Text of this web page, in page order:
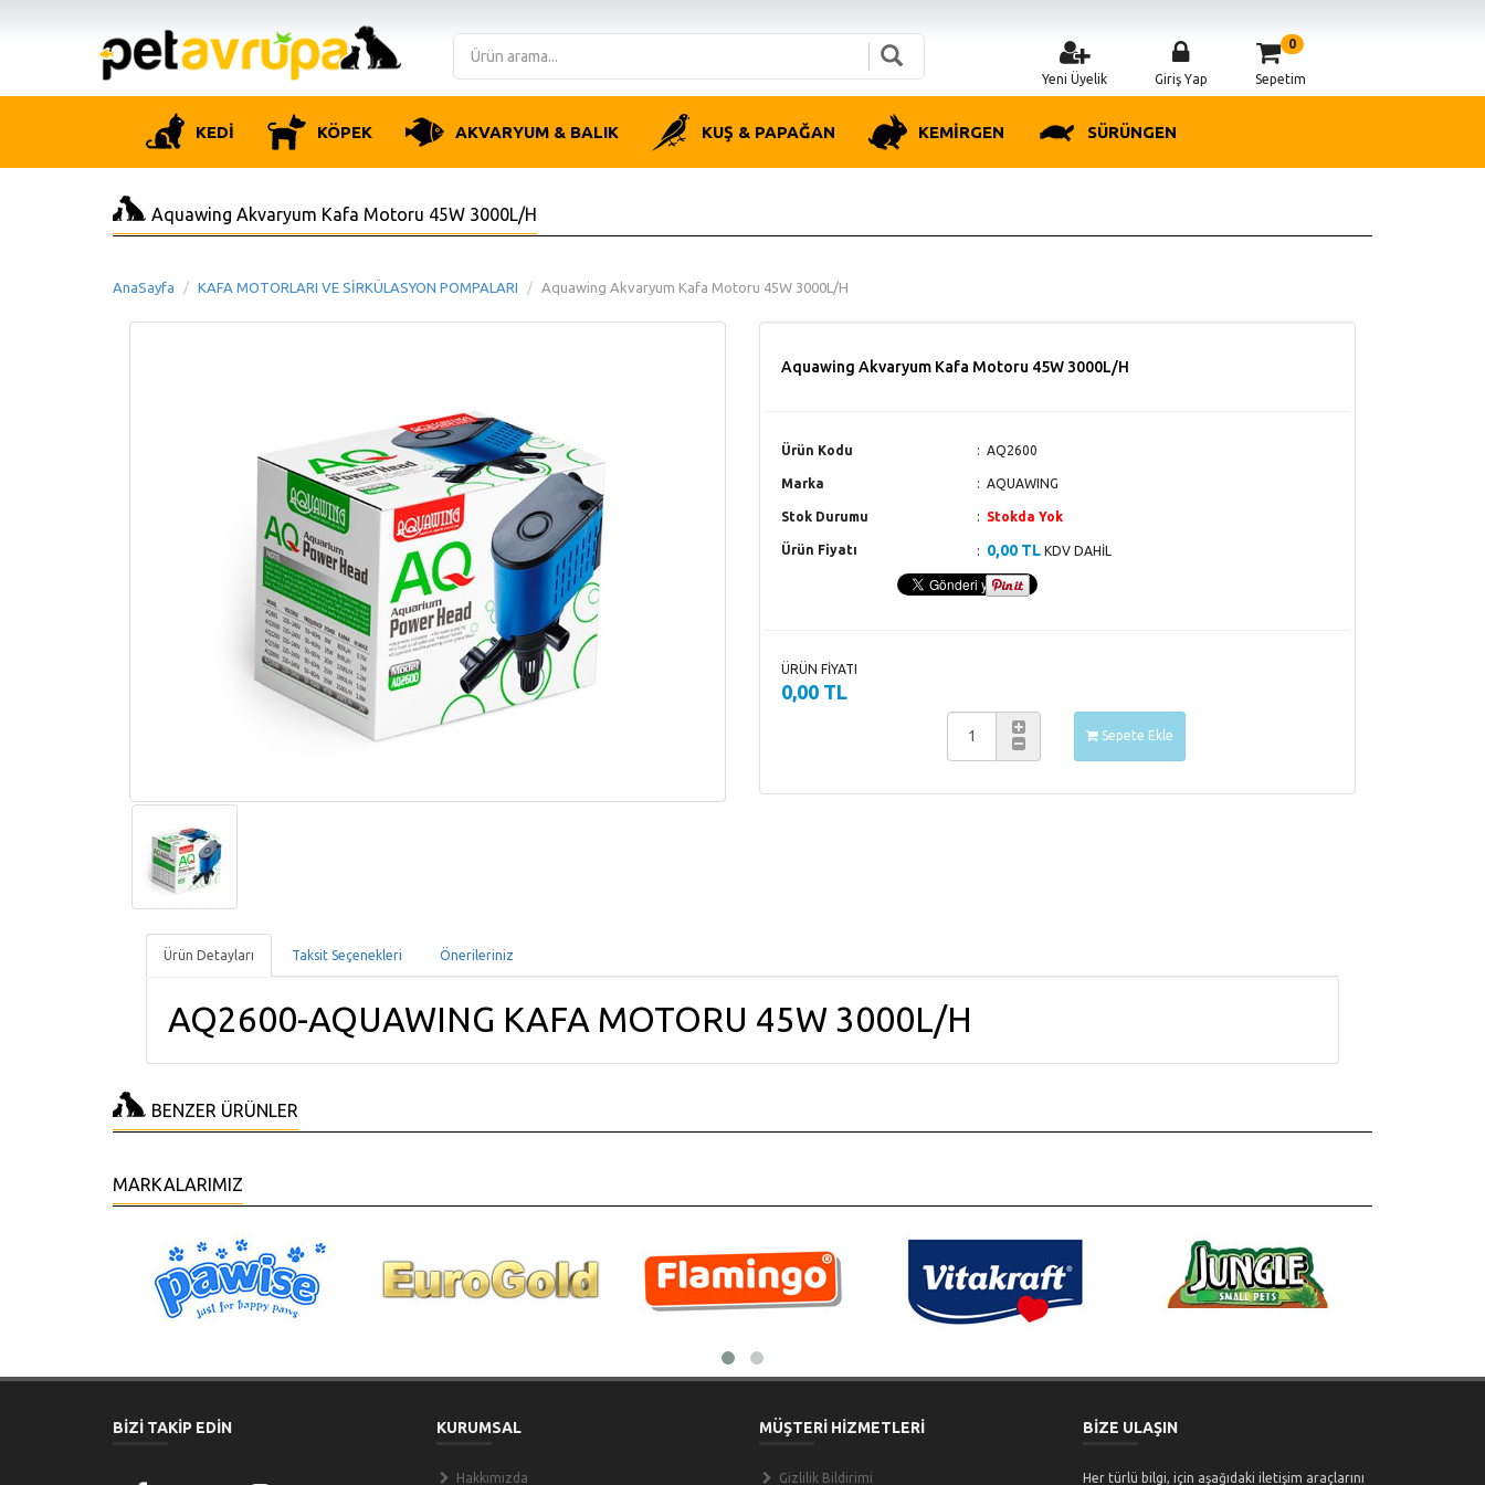
Yeni Üyelik Giriş Yap
0
Sepetim
KEDİ KÖPEK AKVARYUM & BALIK KUŞ & PAPAĞAN KEMİRGEN SÜRÜNGEN
Aquawing Akvaryum Kafa Motoru 45W 3000L/H
AnaSayfa KAFA MOTORLARI VE SİRKÜLASYON POMPALARI Aquawing Akvaryum Kafa Motoru 45W 3000L/H
Aquawing Akvaryum Kafa Motoru 45W 3000L/H
Ürün Kodu AQ2600
Marka AQUAWING
Stok Durumu Stokda Yok
Ürün Fiyatı 0,00 TLKDV DAHİL
ÜRÜN FİYATI
0,00 TL
Sepete Ekle
Ürün Detayları Taksit Seçenekleri Önerileriniz
AQ2600-AQUAWING KAFA MOTORU 45W 3000L/H
BENZER ÜRÜNLER
MARKALARIMIZ
BİZİ TAKİP EDİN KURUMSAL
Hakkımızda
MÜŞTERİ HİZMETLERİ
Gizlilik Bildirimi
BİZE ULAŞIN
Her türlü bilgi, için aşağıdaki iletişim araçlarını